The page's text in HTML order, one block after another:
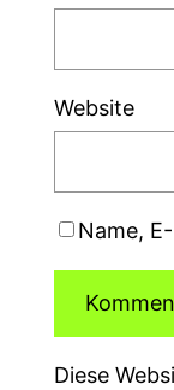
Website
Name,
Diese